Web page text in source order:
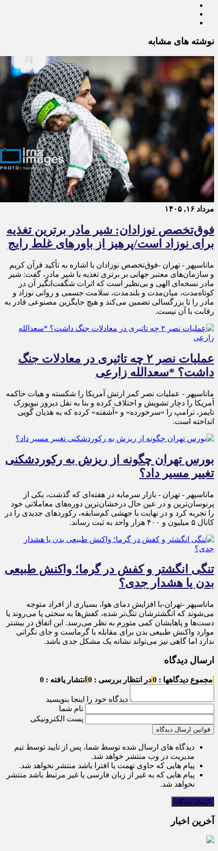
نوشته های مشابه
مرداد ۱۶, ۱۴۰۵
فوق‌تخصص نوزادان: شیر مادر برترین تغذیه
برای نوزاد است/پرهیز از باورهای غلط رایج
ماناسپهر - تهران -فوق‌تخصص نوزادان با اشاره به تأکید قرآن کریم
و سازمان‌های معتبر جهانی بر برتری تغذیه با شیر مادر، گفت: شیر
مادر نسخه‌ای الهی و بی‌نظیر است که اثرات شگفت‌انگیز آن در
کوتاه‌مدت، میان‌مدت و بلندمدت، سلامت جسمی و روانی نوزاد و
مادر را تا بزرگسالی تضمین می‌کند و هیچ جایگزین مصنوعی قادر به
رقابت با آن نیست.
عملیات نصر ۲ چه تاثیری در معادلات جنگ
داشت؟ *سعدالله زارعی
ماناسپهر - عملیات نصر کمر ارتش آمریکا را شکسته و هیات حاکمه
آمریکا را دچار تشویش و اختلاف کرده و بنا به نقل دیروز نیویورک
تایمز، ترامپ را «سرخورده» و «آشفته» کرده که به هذیان گویی
انداخته است.
بورس تهران چگونه از ریزش به رکوردشکنی
تغییر مسیر داد؟
ماناسپهر - تهران - بازار سرمایه در هفته‌ای که گذشت، یکی از
پرنوسان‌ترین و در عین حال درخشان‌ترین دوره‌های معاملاتی خود
را تجربه کرد و در نهایت با جهشی کم‌سابقه، رکوردهای جدیدی را در
کانال ۵ میلیون و ۴۰۰ هزار واحد به ثبت رساند.
تنگی انگشتر و کفش در گرما؛ واکنش طبیعی
بدن یا هشدار جدی؟
ماناسپهر -تهران-با افزایش دمای هوا، بسیاری از افراد متوجه
می‌شوند که انگشترشان تنگ‌تر شده، کفش‌ها به سختی پا می‌روند یا
دست‌ها و پاهایشان کمی متورم به نظر می‌رسد. این اتفاق در بیشتر
موارد واکنش طبیعی بدن برای مقابله با گرماست و جای نگرانی
ندارد اما گاهی نیز می‌تواند نشانه یک مشکل جدی باشد.
ارسال دیدگاه
مجموع دیدگاهها : 0 در انتظار بررسی : 0 انتشار یافته : 0
دیدگاه خود را اینجا بنویسید
نام شما
پست الکترونیکی
قوانین ارسال دیدگاه
دیدگاه های ارسال شده توسط شما، پس از تایید توسط تیم
مدیریت در وب منتشر خواهد شد.
پیام هایی که حاوی تهمت یا افترا باشد منتشر نخواهد شد.
پیام هایی که به غیر از زبان فارسی یا غیر مرتبط باشد منتشر
نخواهد شد.
آخرین اخبار